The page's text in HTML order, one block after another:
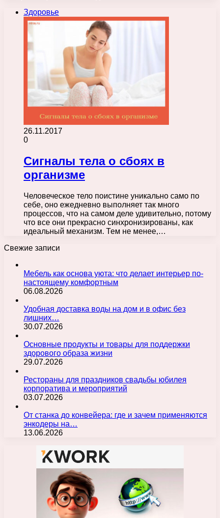
Здоровье
26.11.2017
0
Сигналы тела о сбоях в
организме
Человеческое тело поистине уникально само по
себе, оно ежедневно выполняет так много
процессов, что на самом деле удивительно, потому
что все они прекрасно синхронизированы, как
идеальный механизм. Тем не менее,…
Свежие записи
Мебель как основа уюта: что делает интерьер по-
настоящему комфортным
06.08.2026
Удобная доставка воды на дом и в офис без
лишних…
30.07.2026
Основные продукты и товары для поддержки
здорового образа жизни
29.07.2026
Рестораны для праздников свадьбы юбилея
корпоратива и мероприятий
03.07.2026
От станка до конвейера: где и зачем применяются
энкодеры на…
13.06.2026